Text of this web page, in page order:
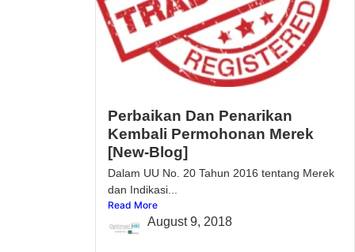
Perbaikan Dan Penarikan
Kembali Permohonan Merek
[New-Blog]
Dalam UU No. 20 Tahun 2016 tentang Merek
dan Indikasi...
Read More
August 9, 2018